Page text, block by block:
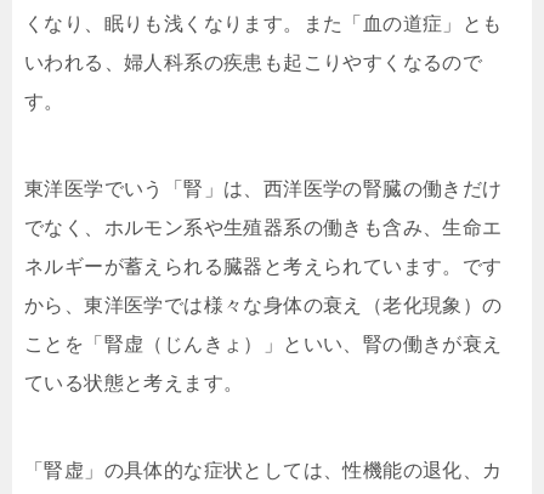
くなり、眠りも浅くなります。また「血の道症」とも
いわれる、婦人科系の疾患も起こりやすくなるので
す。
東洋医学でいう「腎」は、西洋医学の腎臓の働きだけ
でなく、ホルモン系や生殖器系の働きも含み、生命エ
ネルギーが蓄えられる臓器と考えられています。です
から、東洋医学では様々な身体の衰え（老化現象）の
ことを「腎虚（じんきょ）」といい、腎の働きが衰え
ている状態と考えます。
「腎虚」の具体的な症状としては、性機能の退化、カ